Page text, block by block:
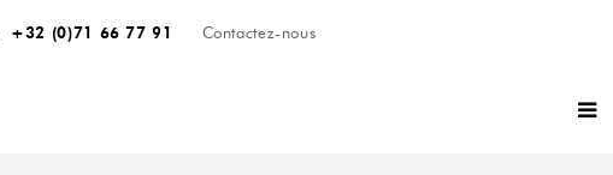
+32 (0)71 66 77 91 Contactez-nous